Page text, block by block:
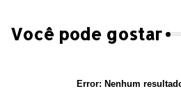
Você pode gostar
Error: Nenhum